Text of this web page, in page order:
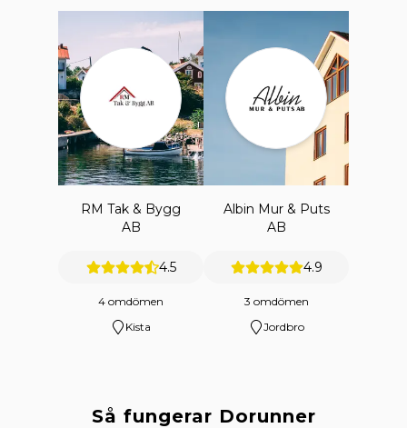
RM Tak & Bygg
AB
4.5
4 omdömen
Kista
Albin Mur & Puts
AB
4.9
3 omdömen
Jordbro
Så fungerar Dorunner